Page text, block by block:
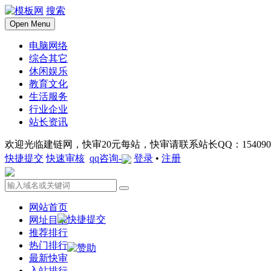
搜索
Open Menu
电脑网络
综合其它
休闲娱乐
教育文化
生活服务
行业企业
站长资讯
欢迎光临建链网，快审20元每站，快审请联系站长QQ：
快捷提交 快速审核 qq咨询- 登录 • 注册
网站首页
网址目录
推荐排行
热门排行
最新快审